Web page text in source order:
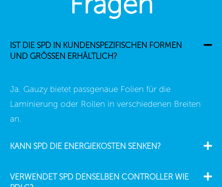
IST DIE SPD IN KUNDENSPEZIFISCHEN FORMEN
UND GRÖSSEN ERHÄLTLICH?
Ja. Gauzy bietet passgenaue Folien für die
Laminierung oder Rollen in verschiedenen Breiten
an.
KANN SPD DIE ENERGIEKOSTEN SENKEN?
VERWENDET SPD DENSELBEN CONTROLLER WIE